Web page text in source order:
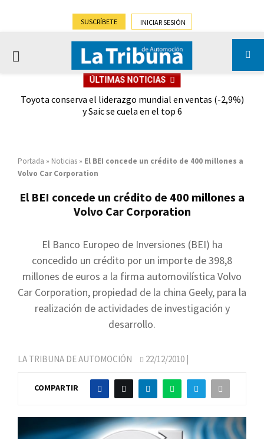
SUSCRÍBETE INICIAR SESIÓN
PRIMARY
ÚLTIMAS NOTICIAS
Toyota conserva el liderazgo mundial en ventas (-2,9%)
y Saic se cuela en el top 6
Portada » Noticias » El BEI concede un crédito de 400 millones a
Volvo Car Corporation
El BEI concede un crédito de 400 millones a
Volvo Car Corporation
El Banco Europeo de Inversiones (BEI) ha
concedido un crédito por un importe de 398,8
millones de euros a la firma automovilística Volvo
Car Corporation, propiedad de la china Geely, para la
realización de actividades de investigación y
desarrollo.
LA TRIBUNA DE AUTOMOCIÓN 22/12/2010 |
COMPARTIR